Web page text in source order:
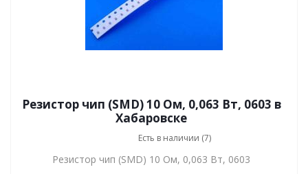
Резистор чип (SMD) 10 Ом, 0,063 Вт, 0603 в
Хабаровске
Есть в наличии (7)
Резистор чип (SMD) 10 Ом, 0,063 Вт, 0603